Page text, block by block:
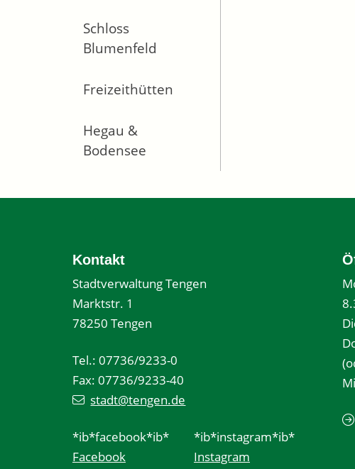
Schloss
Blumenfeld
Freizeithütten
Hegau &
Bodensee
Kontakt
Stadtverwaltung Tengen
Marktstr. 1
78250 Tengen
Tel.: 07736/9233-0
Fax: 07736/9233-40
stadt@tengen.de
*ib*facebook*ib*
Facebook
*ib*instagram*ib*
Instagram